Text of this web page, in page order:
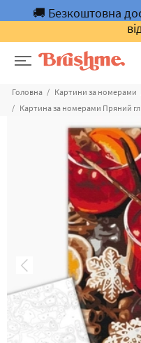
🚚 Безкоштовна
Головна Картини за номерами
Картина за номерами Пряний